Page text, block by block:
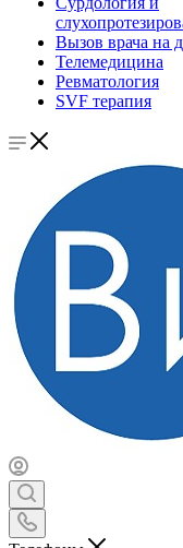
Вызов врача на
Телемедицина
Ревматология
SVF терапия